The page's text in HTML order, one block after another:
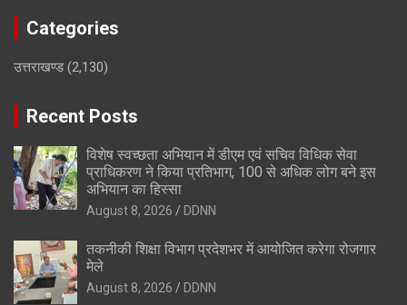
Categories
उत्तराखण्ड(2,130)
Recent Posts
विशेष स्वच्छता अभियान में डीएम एवं सचिव विधिक सेवा
प्राधिकरण ने किया प्रतिभाग, 100 से अधिक लोग बने इस
अभियान का हिस्सा
August 8, 2026 DDNN
तकनीकी शिक्षा विभाग प्रदेशभर में आयोजित करेगा रोजगार
मेले
August 8, 2026 DDNN